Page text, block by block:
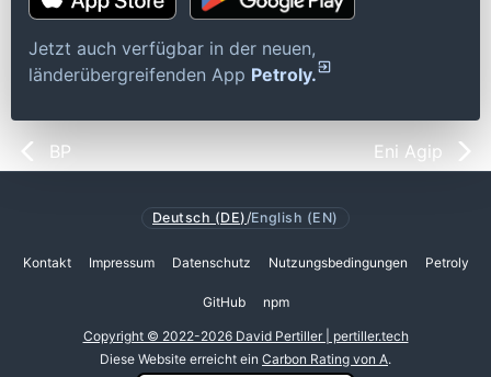
Jetzt auch verfügbar in der neuen,
länderübergreifenden App Petroly.
BP Eni Agip
Deutsch (DE)/English (EN)
Kontakt Impressum Datenschutz Nutzungsbedingungen Petroly
GitHub npm
Copyright © 2022-2026 David Pertiller | pertiller.tech
Diese Website erreicht ein Carbon Rating von A.